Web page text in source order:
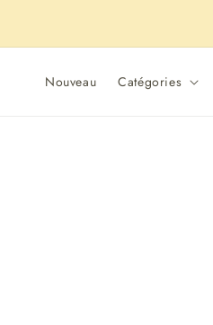
contenu
Nouveau Catégories